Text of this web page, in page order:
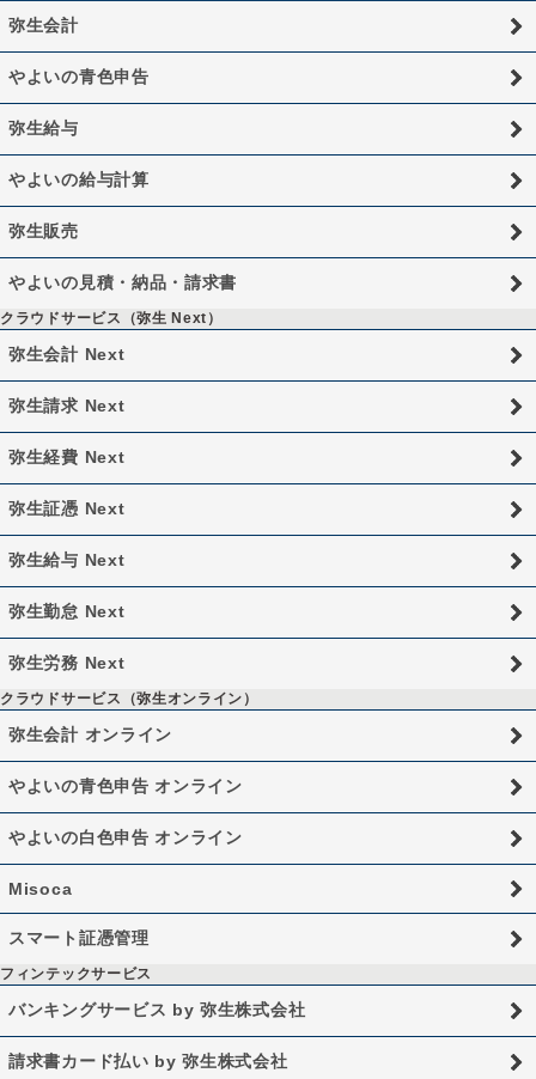
弥生会計
やよいの青色申告
弥生給与
やよいの給与計算
弥生販売
やよいの見積・納品・請求書
クラウドサービス（弥生 Next）
弥生会計 Next
弥生請求 Next
弥生経費 Next
弥生証憑 Next
弥生給与 Next
弥生勤怠 Next
弥生労務 Next
クラウドサービス（弥生オンライン）
弥生会計 オンライン
やよいの青色申告 オンライン
やよいの白色申告 オンライン
Misoca
スマート証憑管理
フィンテックサービス
バンキングサービス by 弥生株式会社
請求書カード払い by 弥生株式会社